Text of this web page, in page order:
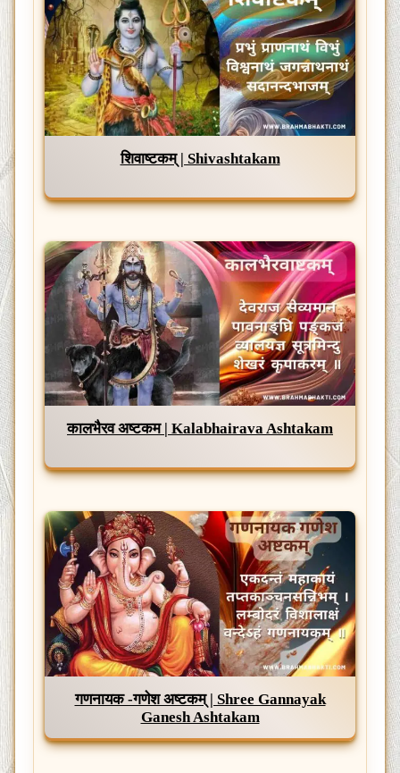
शिवाष्टकम् | Shivashtakam
कालभैरव अष्टकम | Kalabhairava Ashtakam
गणनायक -गणेश अष्टकम् | Shree Gannayak
Ganesh Ashtakam